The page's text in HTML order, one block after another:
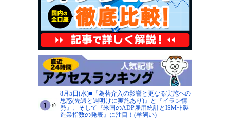
8月5日(水)■『為替介入の影響と更なる実施への
思惑(先週と週明けに実施あり)』と『イラン情
勢』、そして『米国のADP雇用統計とISM非製
造業指数の発表』に注目！(羊飼い)